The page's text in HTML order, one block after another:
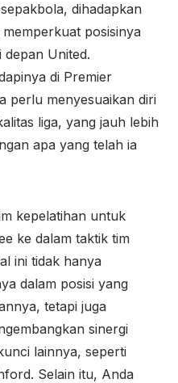
dihadapkan
posisinya
depan United.
di Premier
perlu menyesuaikan diri
liga, yang jauh lebih
apa yang telah ia
kepelatihan untuk
ke dalam taktik tim
ini tidak hanya
dalam posisi yang
tetapi juga
sinergi
lainnya, seperti
Selain itu, Anda